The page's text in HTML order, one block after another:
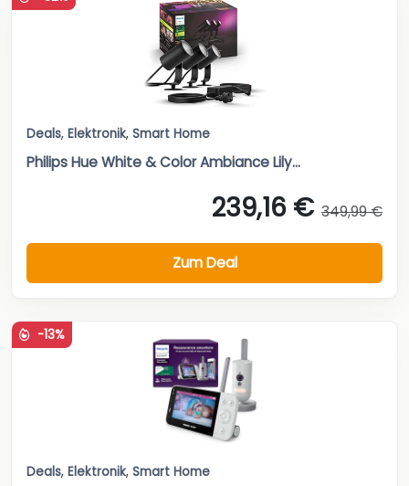
Deals, Elektronik, Smart Home
Philips Hue White & Color Ambiance Lily...
239,16 € 349,99 €
Zum Deal
-13%
Deals, Elektronik, Smart Home